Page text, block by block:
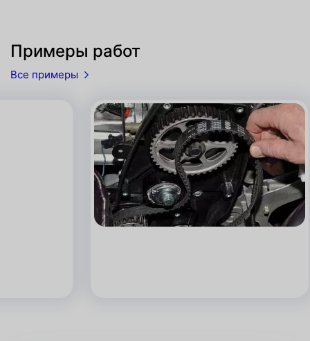
Примеры работ
Все примеры